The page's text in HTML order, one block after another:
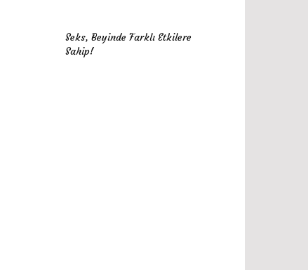
Seks, Beyinde Farklı Etkilere
Sahip!